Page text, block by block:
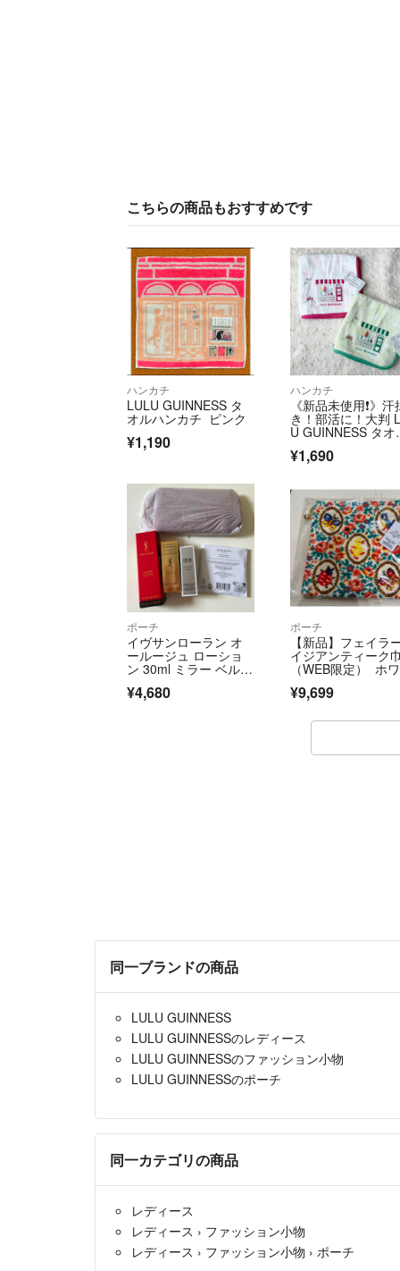
こちらの商品もおすすめです
ハンカチ
LULU GUINNESS タ
オルハンカチ ピンク
¥1,190
ハンカチ
《新品未使用❗》汗
き！部活に！大判
U GUINNESS タオ
¥1,690
ポーチ
イヴサンローラン オ
ールージュ ローショ
ン 30ml ミラー ベルベ
ットポーチ 非売品 ノ
ベルティ
¥4,680
ポーチ
【新品】フェイラ
イジアンティーク
（WEB限定） ホ
ト アヒル
¥9,699
同一ブランドの商品
LULU GUINNESS
LULU GUINNESSのレディース
LULU GUINNESSのファッション小物
LULU GUINNESSのポーチ
同一カテゴリの商品
レディース
レディース › ファッション小物
レディース › ファッション小物 › ポーチ